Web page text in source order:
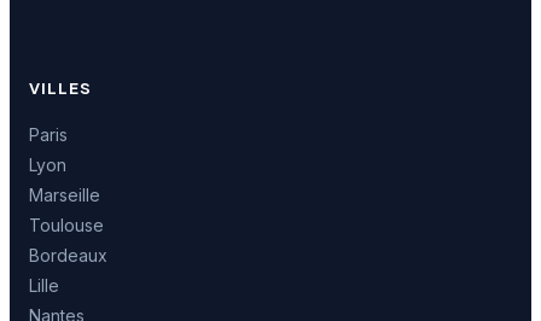
VILLES
Paris
Lyon
Marseille
Toulouse
Bordeaux
Lille
Nantes